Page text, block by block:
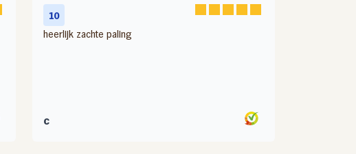
10
heerlijk zachte paling
c